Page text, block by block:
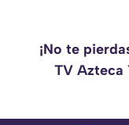
¡No te
TV Azteca